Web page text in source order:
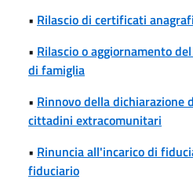
• Rilascio di certificati
• Rilascio o aggiornamento
di famiglia
• Rinnovo della dichiarazione
cittadini extracomunitari
• Rinuncia all'incarico di
fiduciario